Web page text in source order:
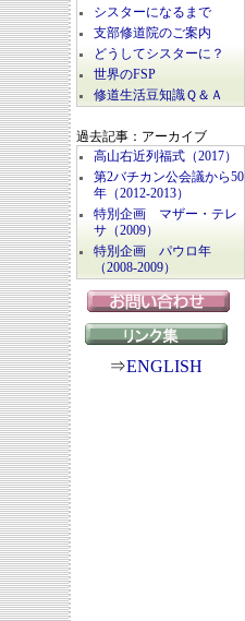
シスターになるまで
支部修道院のご案内
どうしてシスターに？
世界のFSP
修道生活豆知識Ｑ＆Ａ
過去記事：アーカイブ
高山右近列福式（2017）
第2バチカン公会議から50
年（2012-2013）
特別企画 マザー・テレ
サ（2009）
特別企画 パウロ年
（2008-2009）
⇒ENGLISH